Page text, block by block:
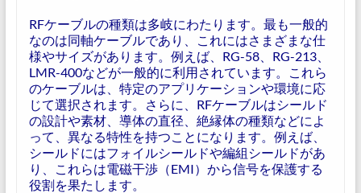
RFケーブルの種類は多岐にわたります。最も一般的
なのは同軸ケーブルであり、これにはさまざまな仕
様やサイズがあります。例えば、RG-58、RG-213、
LMR-400などが一般的に利用されています。これら
のケーブルは、特定のアプリケーションや環境に応
じて選択されます。さらに、RFケーブルはシールド
の設計や素材、導体の直径、絶縁体の種類などによ
って、異なる特性を持つことになります。例えば、
シールドにはフォイルシールドや編組シールドがあ
り、これらは電磁干渉（EMI）から信号を保護する
役割を果たします。